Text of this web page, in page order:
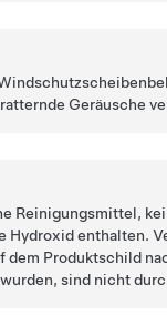
Geräusche
Reinigungsmittel,
enthalten.
dem Produktschild
sind nicht